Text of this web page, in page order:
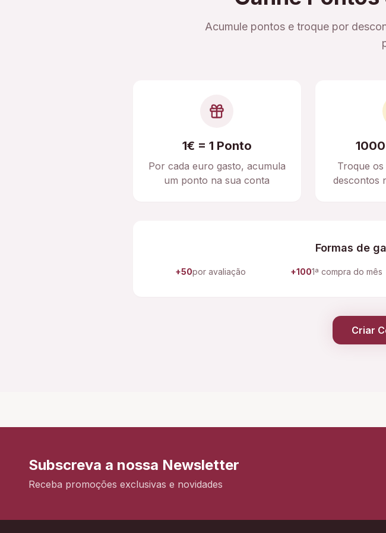
Acumule pontos e troque por
1€ = 1 Ponto
Por cada euro gasto, acumula
um ponto na sua conta
Troque
descontos
Formas de
+50por avaliação +1001ª compra do mês
Criar
Subscreva a nossa Newsletter
Receba promoções exclusivas e novidades